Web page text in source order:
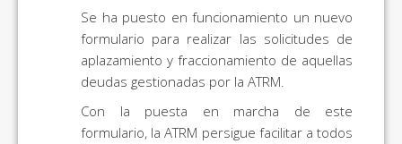
Se ha puesto en funcionamiento un nuevo
formulario para realizar las solicitudes de
aplazamiento y fraccionamiento de aquellas
deudas gestionadas por la ATRM.
Con la puesta en marcha de este
formulario, la ATRM persigue facilitar a todos